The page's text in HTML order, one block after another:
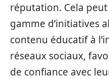
réputation. Cela
gamme d’initiatives
contenu éducatif à
réseaux sociaux,
de confiance avec